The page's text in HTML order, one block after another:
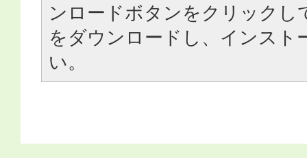
ンロードボタンをクリックし
をダウンロードし、インスト
い。